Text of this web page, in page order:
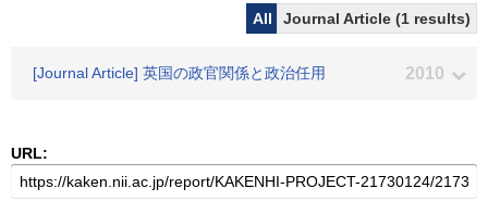
All
Journal Article (1 results)
[Journal Article] 英国の政官関係と政治任用 2010
URL: